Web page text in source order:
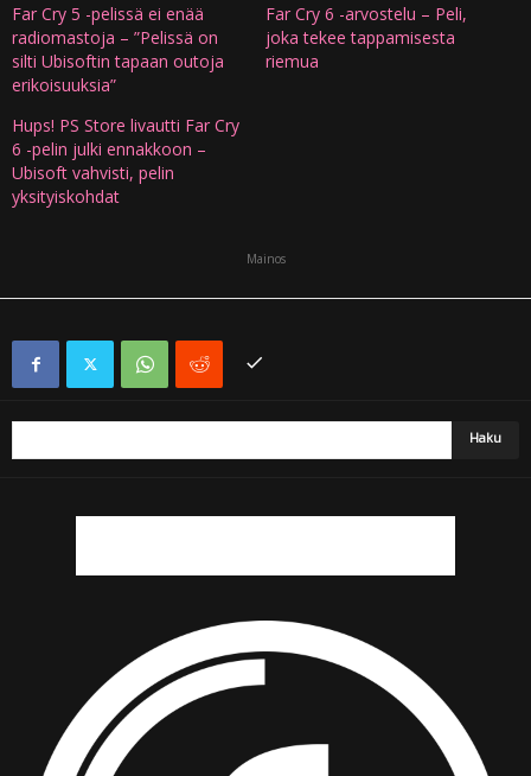
Far Cry 5 -pelissä ei enää
radiomastoja – ”Pelissä on
silti Ubisoftin tapaan outoja
erikoisuuksia”
Far Cry 6 -arvostelu – Peli,
joka tekee tappamisesta
riemua
Hups! PS Store livautti Far Cry
6 -pelin julki ennakkoon –
Ubisoft vahvisti, pelin
yksityiskohdat
Mainos